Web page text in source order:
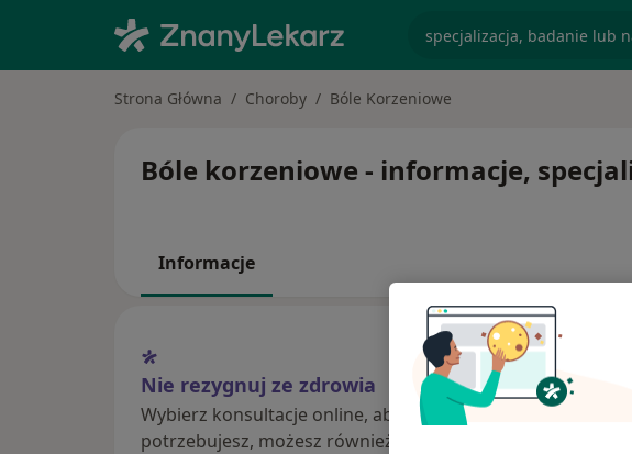
Strona Główna Choroby Bóle Korzeniowe
Bóle korzeniowe - informacje,
Informacje
Nie rezygnuj ze zdrowia
Wybierz konsultacje online, aby rozpocząć lub
potrzebujesz, możesz również umówić wizytę w gabinecie.